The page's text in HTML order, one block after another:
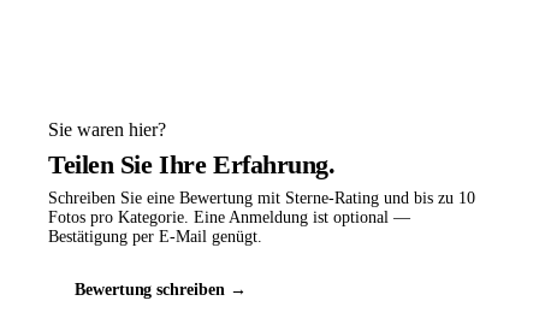
Sie waren hier?
Teilen Sie Ihre Erfahrung.
Schreiben Sie eine Bewertung mit Sterne-Rating und bis zu 10
Fotos pro Kategorie. Eine Anmeldung ist optional —
Bestätigung per E-Mail genügt.
Bewertung schreiben →